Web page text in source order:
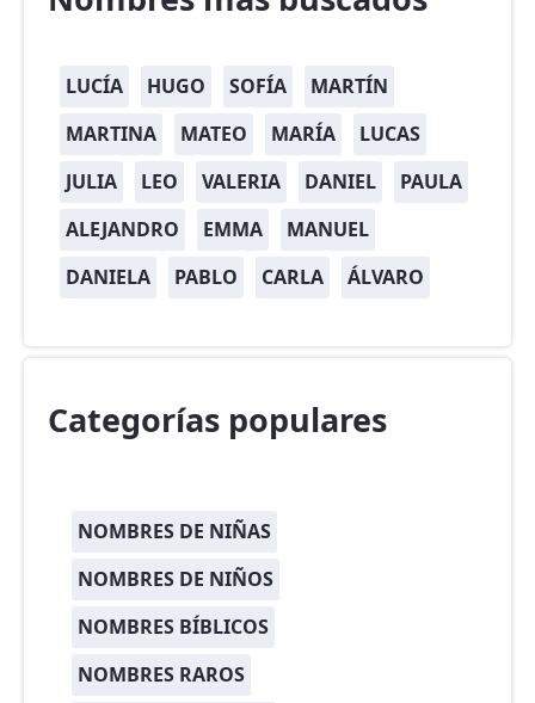
LUCÍA HUGO SOFÍA
MARTÍN
MARTINA
MATEO MARÍA
LUCAS
JULIA
LEO VALERIA DANIEL
PAULA
ALEJANDRO
EMMA
MANUEL
DANIELA
PABLO CARLA ÁLVARO
Categorías populares
NOMBRES DE NIÑAS
NOMBRES DE NIÑOS
NOMBRES BÍBLICOS
NOMBRES RAROS